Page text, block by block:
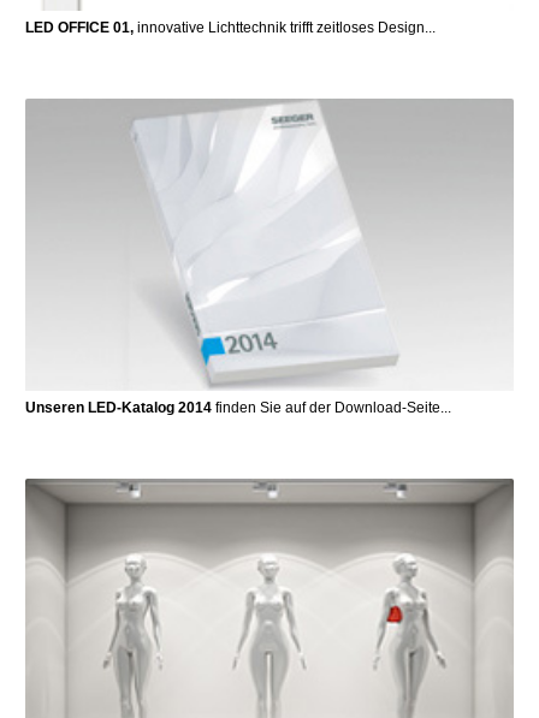
LED OFFICE 01, innovative Lichttechnik trifft zeitloses Design...
Unseren LED-Katalog 2014 finden Sie auf der Download-Seite...